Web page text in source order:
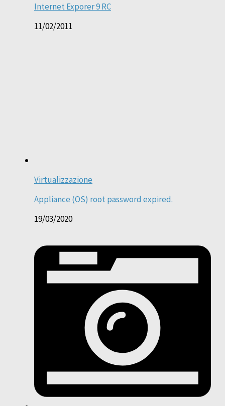
Internet Exporer 9 RC
11/02/2011
Virtualizzazione
Appliance (OS) root password expired.
19/03/2020